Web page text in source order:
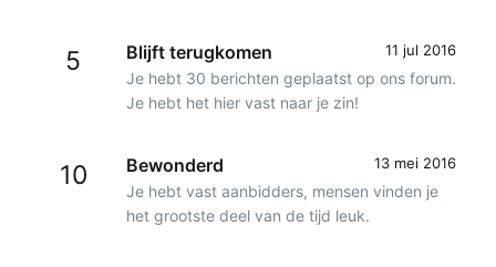
5 11 jul 2016
Blijft terugkomen
Je hebt 30 berichten geplaatst op ons forum.
Je hebt het hier vast naar je zin!
10 13 mei 2016
Bewonderd
Je hebt vast aanbidders, mensen vinden je
het grootste deel van de tijd leuk.